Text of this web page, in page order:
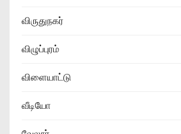
விருதுநகர்
விழுப்புரம்
விளையாட்டு
வீடியோ